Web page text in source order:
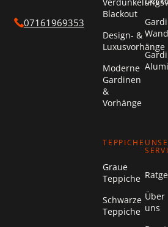
07161969353
Blackout
Design- &
Luxusvorhänge
Moderne
Gardinen
&
Vorhänge
TEPPICHE
Graue
Teppiche
Schwarze
Teppiche
Über
uns